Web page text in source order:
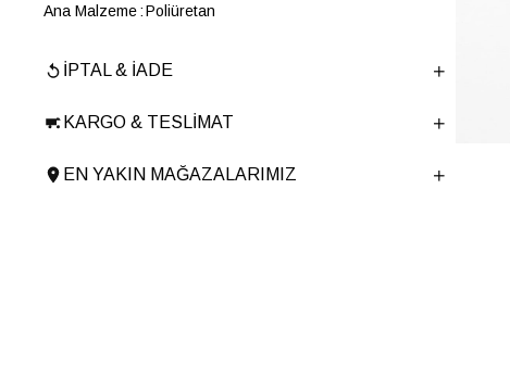
Ana Malzeme Poliüretan
En
19 cm
Derinlik
4 cm
Ürün Cinsi
Sırt Çantası
İPTAL & İADE
KARGO & TESLIMAT
EN YAKIN MAĞAZALARIMIZ